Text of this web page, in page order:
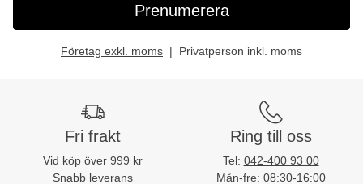
Prenumerera
Företag exkl. moms Privatperson inkl. moms
Fri frakt
Vid köp över 999 kr
Snabb leverans
Ring till oss
Tel: 042-400 93 00
Mån-fre: 08:30-16:00